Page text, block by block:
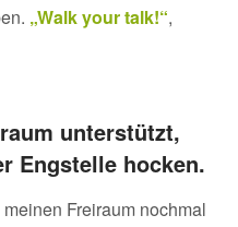
„Walk your talk!“,
unterstützt,
Engstelle hocken.
Freiraum nochmal